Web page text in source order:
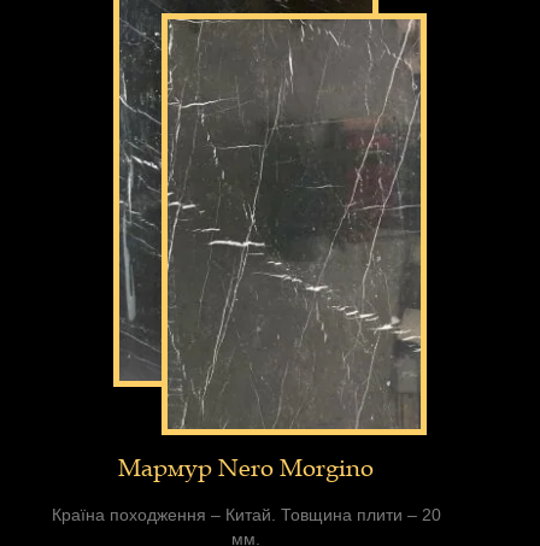
Мармур Nero Morgino
Країна походження – Китай. Товщина плити – 20
мм.